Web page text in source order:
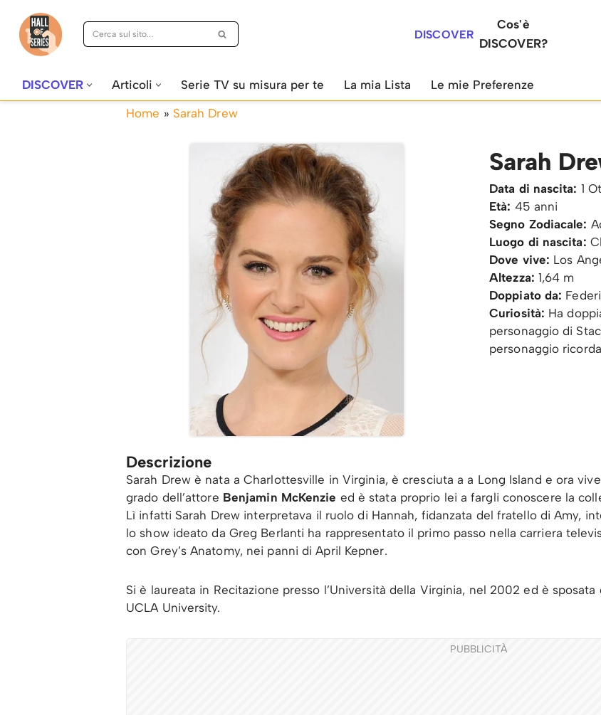
Vai
DISCOVER
Cos'è
DISCOVER?
DISCOVER Articoli Serie TV su misura per te La mia Lista
Le mie Preferenze
Home » Sarah Drew
Sarah
Data di nascita: 1
Età: 45 anni
Segno Zodiacale:
Luogo di nascita:
Dove vive: Los
Altezza: 1,64 m
Doppiato da:
Curiosità: Ha
personaggio di
personaggio
Descrizione
Sarah Drew è nata a Charlottesville in Virginia, è cresciuta a a Long Island e ora
grado dell’attore Benjamin McKenzie ed è stata proprio lei a fargli conoscere la
Lì infatti Sarah Drew interpretava il ruolo di Hannah, fidanzata del fratello di Amy,
lo show ideato da Greg Berlanti ha rappresentato il primo passo nella carriera
con Grey’s Anatomy, nei panni di April Kepner.
Si è laureata in Recitazione presso l’Università della Virginia, nel 2002 ed è
UCLA University.
PUBBLICITÀ